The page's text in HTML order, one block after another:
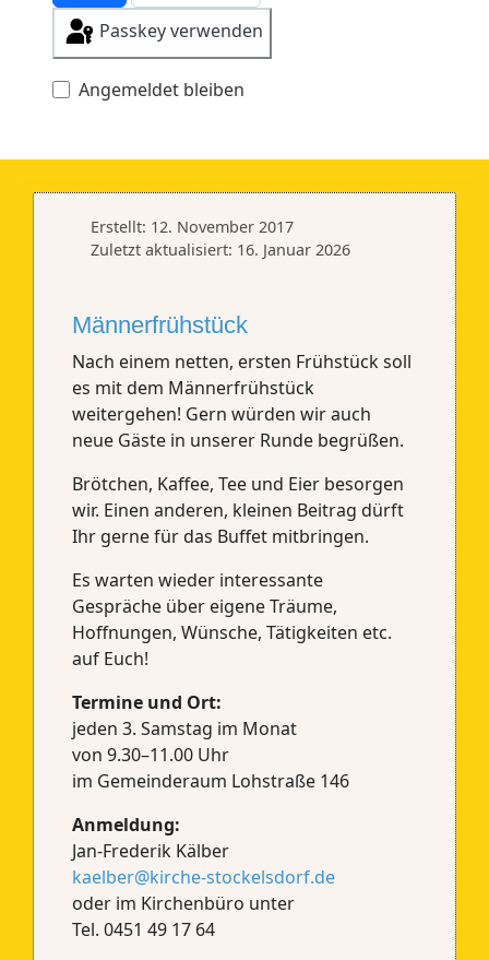
Passkey verwenden
Angemeldet bleiben
Erstellt: 12. November 2017
Zuletzt aktualisiert: 16. Januar 2026
Männerfrühstück
Nach einem netten, ersten Frühstück soll
es mit dem Männerfrühstück
weitergehen! Gern würden wir auch
neue Gäste in unserer Runde begrüßen.
Brötchen, Kaffee, Tee und Eier besorgen
wir. Einen anderen, kleinen Beitrag dürft
Ihr gerne für das Buffet mitbringen.
Es warten wieder interessante
Gespräche über eigene Träume,
Hoffnungen, Wünsche, Tätigkeiten etc.
auf Euch!
Termine und Ort:
jeden 3. Samstag im Monat
von 9.30–11.00 Uhr
im Gemeinderaum Lohstraße 146
Anmeldung:
Jan-Frederik Kälber
kaelber@kirche-stockelsdorf.de
oder im Kirchenbüro unter
Tel. 0451 49 17 64